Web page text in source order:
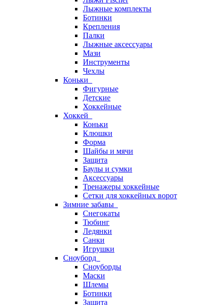
Лыжные комплекты
Ботинки
Крепления
Палки
Лыжные аксессуары
Мази
Инструменты
Чехлы
Коньки
Фигурные
Детские
Хоккейные
Хоккей
Коньки
Клюшки
Форма
Шайбы и мячи
Защита
Баулы и сумки
Аксессуары
Тренажеры хоккейные
Сетки для хоккейных ворот
Зимние забавы
Снегокаты
Тюбинг
Ледянки
Санки
Игрушки
Сноуборд
Сноуборды
Маски
Шлемы
Ботинки
Защита